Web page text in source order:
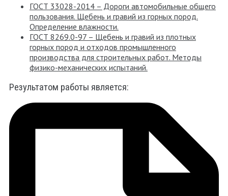
ГОСТ 33028-2014 – Дороги автомобильные общего
пользования. Щебень и гравий из горных пород.
Определение влажности.
ГОСТ 8269.0-97 – Щебень и гравий из плотных
горных пород и отходов промышленного
производства для строительных работ. Методы
физико-механических испытаний.
Результатом работы является: